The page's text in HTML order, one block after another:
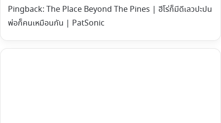
Pingback: The Place Beyond The Pines | ฮีโร่ก็มีดีเลวปะปน
พ่อก็คนเหมือนกัน | PatSonic